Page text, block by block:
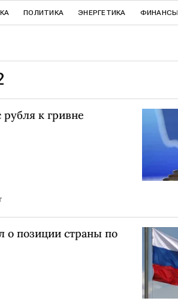
ПОЛИТИКА ЭНЕРГЕТИКА ФИНАНСЫ
к гривне
о позиции страны по